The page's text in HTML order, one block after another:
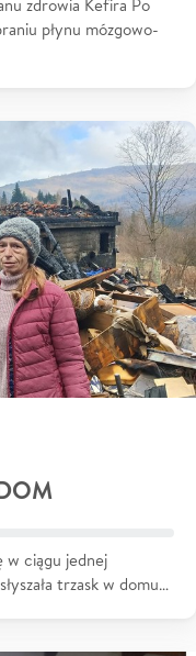
zdrowia Kefira Po
płynu mózgowo-
w ciągu jednej
trzask w domu…